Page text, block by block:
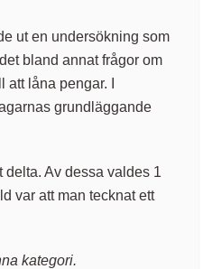
ut en undersökning som
bland annat frågor om
låna pengar. I
grundläggande
delta. Av dessa valdes 1
var att man tecknat ett
kategori.